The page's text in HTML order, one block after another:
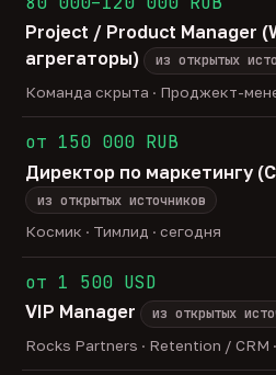
Project / Product Manager
агрегаторы)
из открытых
Команда скрыта · Проджект-
от 150 000 RUB
Директор по маркетингу
из открытых источников
Космик · Тимлид · сегодня
от 1 500 USD
VIP Manager
из открытых
Rocks Partners · Retention / CRM